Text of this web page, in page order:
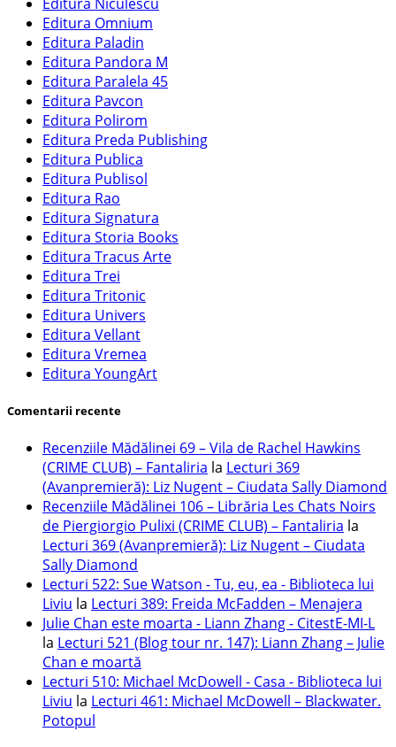
Editura Omnium
Editura Paladin
Editura Pandora M
Editura Paralela 45
Editura Pavcon
Editura Polirom
Editura Preda Publishing
Editura Publica
Editura Publisol
Editura Rao
Editura Signatura
Editura Storia Books
Editura Tracus Arte
Editura Trei
Editura Tritonic
Editura Univers
Editura Vellant
Editura Vremea
Editura YoungArt
Comentarii recente
Recenziile Mădălinei 69 – Vila de Rachel Hawkins
(CRIME CLUB) – Fantaliria la Lecturi 369
(Avanpremieră): Liz Nugent – Ciudata Sally Diamond
Recenziile Mădălinei 106 – Librăria Les Chats Noirs
de Piergiorgio Pulixi (CRIME CLUB) – Fantaliria la
Lecturi 369 (Avanpremieră): Liz Nugent – Ciudata
Sally Diamond
Lecturi 522: Sue Watson - Tu, eu, ea - Biblioteca lui
Liviu la Lecturi 389: Freida McFadden – Menajera
Julie Chan este moarta - Liann Zhang - CitestE-MI-L
la Lecturi 521 (Blog tour nr. 147): Liann Zhang – Julie
Chan e moartă
Lecturi 510: Michael McDowell - Casa - Biblioteca lui
Liviu la Lecturi 461: Michael McDowell – Blackwater.
Potopul